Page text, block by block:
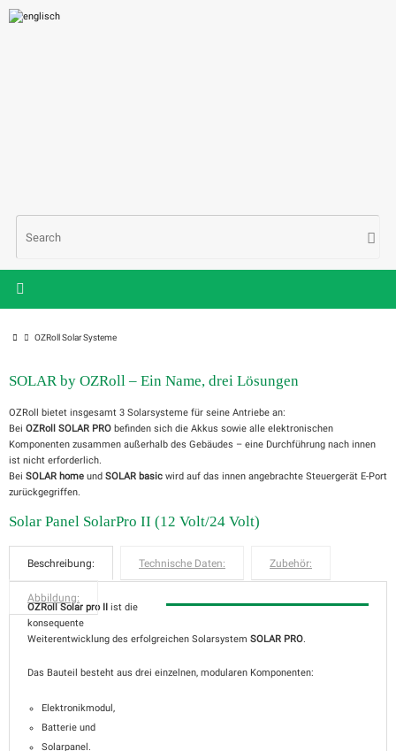
Skip
HomeOZRoll Solar Systeme
SOLAR by OZRoll – Ein Name, drei Lösungen
OZRoll bietet insgesamt 3 Solarsysteme für seine Antriebe an:
Bei OZRoll SOLAR PRO befinden sich die Akkus sowie alle elektronischen
Komponenten zusammen außerhalb des Gebäudes – eine Durchführung nach innen
ist nicht erforderlich.
Bei SOLAR home und SOLAR basic wird auf das innen angebrachte Steuergerät E-Port
zurückgegriffen.
Solar Panel SolarPro II (12 Volt/24 Volt)
Beschreibung: Technische Daten: Zubehör:
Abbildung:
OZRoll Solar pro II ist die
konsequente
Weiterentwicklung des erfolgreichen Solarsystem SOLAR PRO.
Das Bauteil besteht aus drei einzelnen, modularen Komponenten:
Elektronikmodul,
Batterie und
Solarpanel.